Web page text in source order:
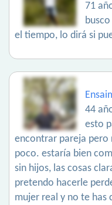
71
el tiempo, lo dirá si
44
esto
encontrar pareja pero
poco. estaría bien
sin hijos, las cosas
pretendo hacerle
mujer real y no te has